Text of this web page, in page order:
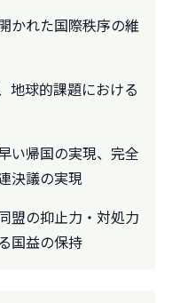
かれた国際秩序の維
地球的課題における
い帰国の実現、完全
決議の実現
盟の抑止力・対処力
国益の保持